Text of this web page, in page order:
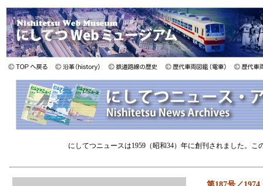
にしてつニュースは1959（昭和34）年に創刊されました。